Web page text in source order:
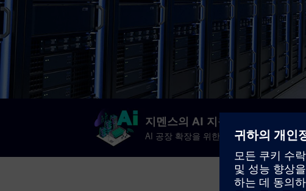
지멘스의 AI 지원 데이터센터 레
AI 공장 확장을 위한 시뮬레이션 검증 전